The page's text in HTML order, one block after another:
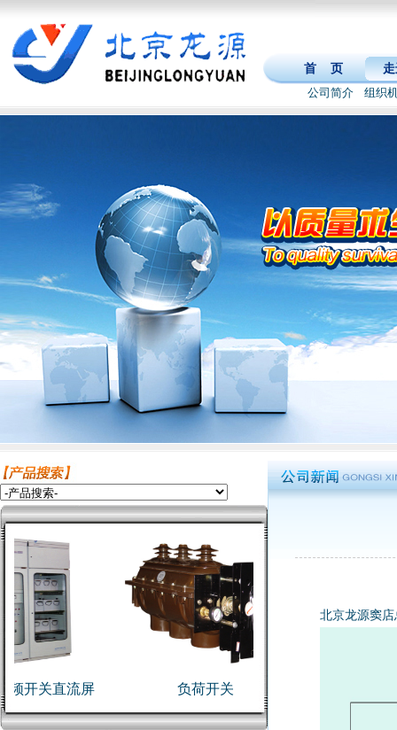
首 页
走
公司简介
组织
开关直流屏 负荷开关
北京龙源窦